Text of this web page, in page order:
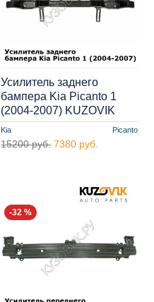
Kia Picanto
Усилитель заднего
бампера Kia Picanto 1
(2004-2007) KUZOVIK
15200 руб. 7380 руб.
-32 %